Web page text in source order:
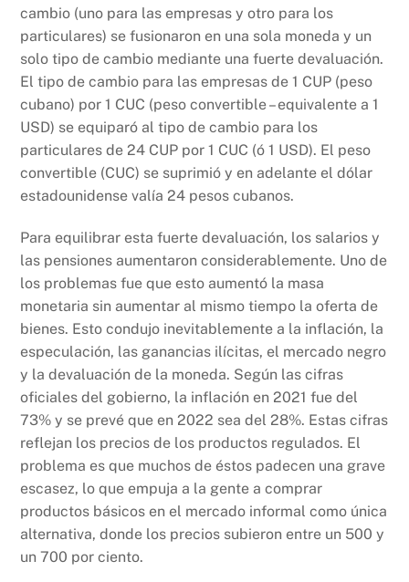
cambio (uno para las empresas y otro para los
particulares) se fusionaron en una sola moneda y un
solo tipo de cambio mediante una fuerte devaluación.
El tipo de cambio para las empresas de 1 CUP (peso
cubano) por 1 CUC (peso convertible – equivalente a 1
USD) se equiparó al tipo de cambio para los
particulares de 24 CUP por 1 CUC (ó 1 USD). El peso
convertible (CUC) se suprimió y en adelante el dólar
estadounidense valía 24 pesos cubanos.
Para equilibrar esta fuerte devaluación, los salarios y
las pensiones aumentaron considerablemente. Uno de
los problemas fue que esto aumentó la masa
monetaria sin aumentar al mismo tiempo la oferta de
bienes. Esto condujo inevitablemente a la inflación, la
especulación, las ganancias ilícitas, el mercado negro
y la devaluación de la moneda. Según las cifras
oficiales del gobierno, la inflación en 2021 fue del
73% y se prevé que en 2022 sea del 28%. Estas cifras
reflejan los precios de los productos regulados. El
problema es que muchos de éstos padecen una grave
escasez, lo que empuja a la gente a comprar
productos básicos en el mercado informal como única
alternativa, donde los precios subieron entre un 500 y
un 700 por ciento.